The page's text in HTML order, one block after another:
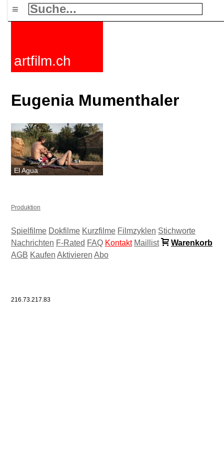
≡
artfilm.ch
Eugenia Mumenthaler
El Agua
Produktion
Spielfilme Dokfilme Kurzfilme Filmzyklen Stichworte
Nachrichten F-Rated FAQ Kontakt Maillist
Warenkorb
AGB Kaufen Aktivieren Abo
216.73.217.83